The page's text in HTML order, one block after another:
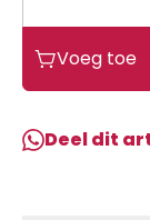
Voeg toe
Deel dit